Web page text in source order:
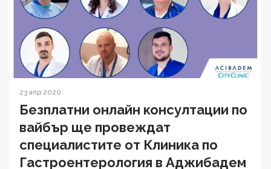
23 апр 2020
Безплатни онлайн консултации по
вайбър ще провеждат
специалистите от Клиника по
Гастроентерология в Аджибадем